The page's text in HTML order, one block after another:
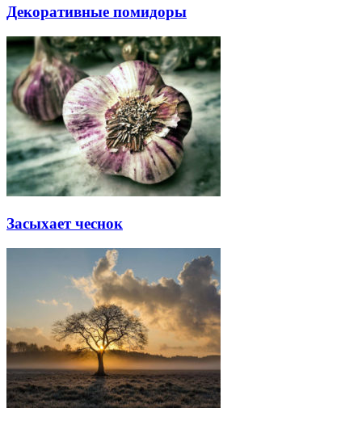
Декоративные помидоры
Засыхает чеснок